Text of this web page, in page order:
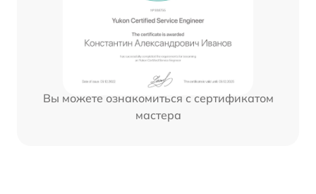
Вы можете ознакомиться с сертификатом
мастера